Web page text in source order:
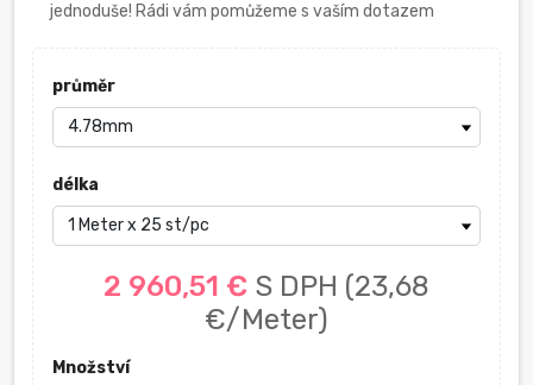
jednoduše! Rádi vám pomůžeme s vaším dotazem
průměr
délka
2 960,51 € S DPH (23,68
€/Meter)
Množství